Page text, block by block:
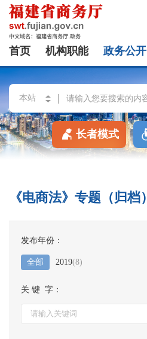
首页 机构职能 政务公开
长者模式
《电商法》专题（归档）
发布年份：
全部 2019(8)
关 键 字：